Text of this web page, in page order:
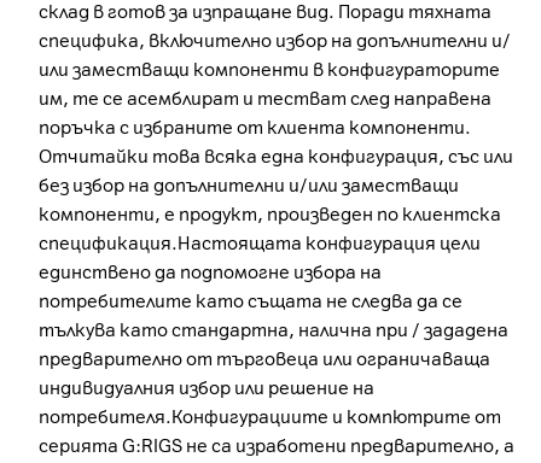
склад в готов за изпращане вид. Поради тяхната
специфика, включително избор на допълнителни и/
или заместващи компоненти в конфигураторите
им, те се асемблират и тестват след направена
поръчка с избраните от клиента компоненти.
Отчитайки това всяка една конфигурация, със или
без избор на допълнителни и/или заместващи
компоненти, е продукт, произведен по клиентска
спецификация.Настоящата конфигурация цели
единствено да подпомогне избора на
потребителите като същата не следва да се
тълкува като стандартна, налична при / зададена
предварително от търговеца или ограничаваща
индивидуалния избор или решение на
потребителя.Конфигурациите и компютрите от
серията G:RIGS не са изработени предварително, а